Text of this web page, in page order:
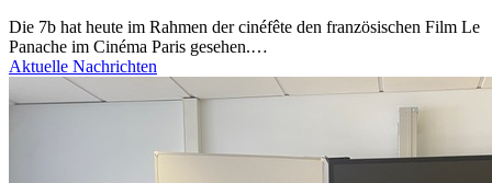
Die 7b hat heute im Rahmen der cinéfête den französischen Film Le
Panache im Cinéma Paris gesehen.…
Aktuelle Nachrichten